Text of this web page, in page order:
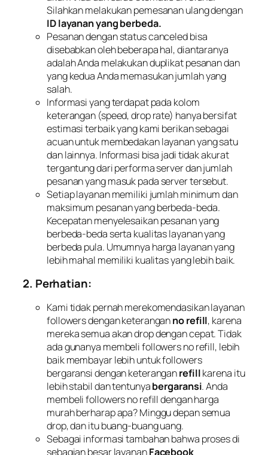
Silahkan melakukan pemesanan ulang dengan
ID layanan yang berbeda.
Pesanan dengan status canceled bisa
disebabkan oleh beberapa hal, diantaranya
adalah Anda melakukan duplikat pesanan dan
yang kedua Anda memasukan jumlah yang
salah.
Informasi yang terdapat pada kolom
keterangan (speed, drop rate) hanya bersifat
estimasi terbaik yang kami berikan sebagai
acuan untuk membedakan layanan yang satu
dan lainnya. Informasi bisa jadi tidak akurat
tergantung dari performa server dan jumlah
pesanan yang masuk pada server tersebut.
Setiap layanan memiliki jumlah minimum dan
maksimum pesanan yang berbeda-beda.
Kecepatan menyelesaikan pesanan yang
berbeda-beda serta kualitas layanan yang
berbeda pula. Umumnya harga layanan yang
lebih mahal memiliki kualitas yang lebih baik.
2. Perhatian:
Kami tidak pernah merekomendasikan layanan
followers dengan keteranganno refill, karena
mereka semua akan drop dengan cepat. Tidak
ada gunanya membeli followers no refill, lebih
baik membayar lebih untuk followers
bergaransi dengan keteranganrefillkarena itu
lebih stabil dan tentunyabergaransi. Anda
membeli followers no refill dengan harga
murah berharap apa? Minggu depan semua
drop, dan itu buang-buang uang.
Sebagai informasi tambahan bahwa proses di
sebagian besar layananFacebook